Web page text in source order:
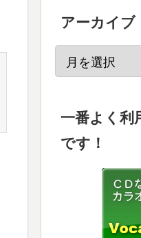
アーカイブ
一番よく利
です！